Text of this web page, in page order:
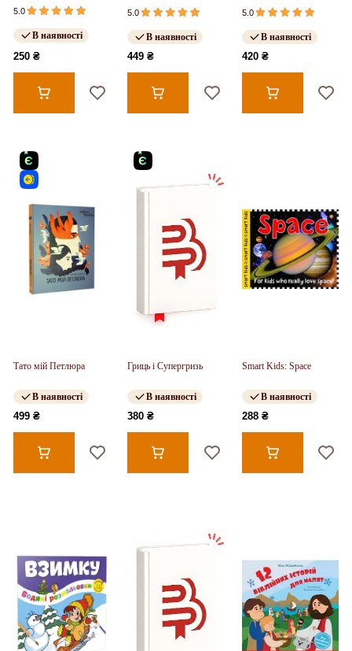
5.0
В наявності
250 ₴
5.0
В наявності
449 ₴
камінь
5.0
В наявності
420 ₴
Тато мій Петлюра
В наявності
499 ₴
Гриць і Супергризь
В наявності
380 ₴
Smart Kids: Space
В наявності
288 ₴